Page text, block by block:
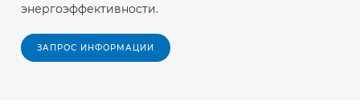
энергоэффективности.
ЗАПРОС ИНФОРМАЦИИ